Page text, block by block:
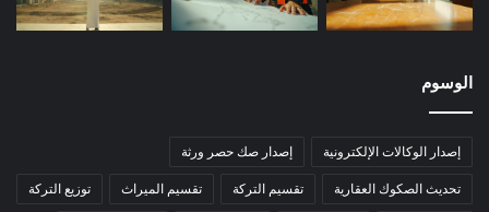
الوسوم
إصدار الوكالات الإلكترونية إصدار صك حصر ورثة
تحديث الصكوك العقارية تقسيم التركة تقسيم الميراث توزيع التركة